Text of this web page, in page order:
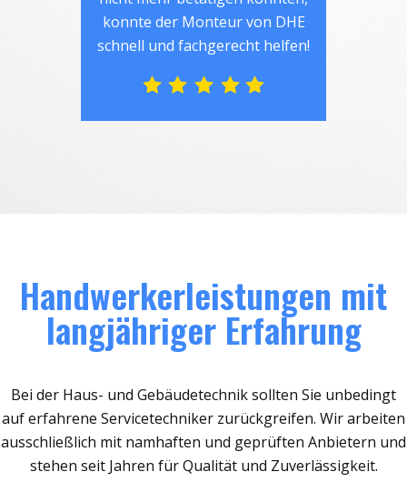
konnte der Monteur von DHE
schnell und fachgerecht helfen!
Handwerkerleistungen mit
langjähriger Erfahrung
Bei der Haus- und Gebäudetechnik sollten Sie unbedingt
auf erfahrene Servicetechniker zurückgreifen. Wir arbeiten
ausschließlich mit namhaften und geprüften Anbietern und
stehen seit Jahren für Qualität und Zuverlässigkeit.